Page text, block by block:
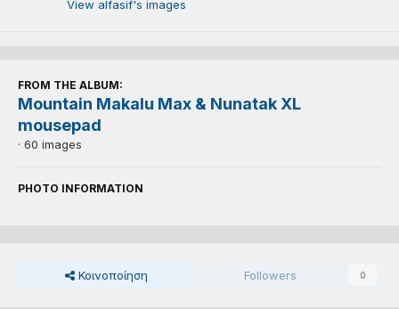
View alfasif's images
FROM THE ALBUM:
Mountain Makalu Max & Nunatak XL
mousepad
· 60 images
PHOTO INFORMATION
Κοινοποίηση Followers 0